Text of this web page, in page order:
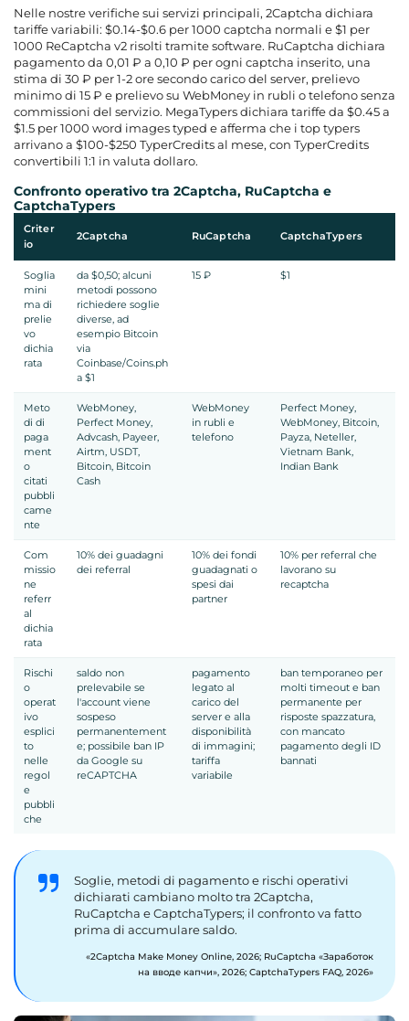
Nelle nostre verifiche sui servizi principali, 2Captcha dichiara
tariffe variabili: $0.14-$0.6 per 1000 captcha normali e $1 per
1000 ReCaptcha v2 risolti tramite software. RuCaptcha dichiara
pagamento da 0,01 ₽ a 0,10 ₽ per ogni captcha inserito, una
stima di 30 ₽ per 1-2 ore secondo carico del server, prelievo
minimo di 15 ₽ e prelievo su WebMoney in rubli o telefono senza
commissioni del servizio. MegaTypers dichiara tariffe da $0.45 a
$1.5 per 1000 word images typed e afferma che i top typers
arrivano a $100-$250 TyperCredits al mese, con TyperCredits
convertibili 1:1 in valuta dollaro.
Confronto operativo tra 2Captcha, RuCaptcha e
CaptchaTypers
Criter
io
2Captcha RuCaptcha CaptchaTypers
Soglia
mini
ma di
prelie
vo
dichia
rata
da $0,50; alcuni
metodi possono
richiedere soglie
diverse, ad
esempio Bitcoin
via
Coinbase/Coins.ph
a $1
15 ₽ $1
Meto
di di
paga
ment
o
citati
pubbli
came
nte
WebMoney,
Perfect Money,
Advcash, Payeer,
Airtm, USDT,
Bitcoin, Bitcoin
Cash
WebMoney
in rubli e
telefono
Perfect Money,
WebMoney, Bitcoin,
Payza, Neteller,
Vietnam Bank,
Indian Bank
Com
missio
ne
referr
al
dichia
rata
10% dei guadagni
dei referral
10% dei fondi
guadagnati o
spesi dai
partner
10% per referral che
lavorano su
recaptcha
Rischi
o
operat
ivo
esplici
to
nelle
regol
e
pubbli
che
saldo non
prelevabile se
l'account viene
sospeso
permanentement
e; possibile ban IP
da Google su
reCAPTCHA
pagamento
legato al
carico del
server e alla
disponibilità
di immagini;
tariffa
variabile
ban temporaneo per
molti timeout e ban
permanente per
risposte spazzatura,
con mancato
pagamento degli ID
bannati
Soglie, metodi di pagamento e rischi operativi
dichiarati cambiano molto tra 2Captcha,
RuCaptcha e CaptchaTypers; il confronto va fatto
prima di accumulare saldo.
2Captcha Make Money Online, 2026; RuCaptcha «Заработок
на вводе капчи», 2026; CaptchaTypers FAQ, 2026